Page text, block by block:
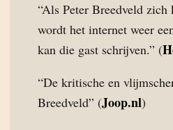
“Als Peter Breedveld zich
wordt het internet weer
kan die gast schrijven.” (
“De kritische en
Breedveld” (Joop.nl)